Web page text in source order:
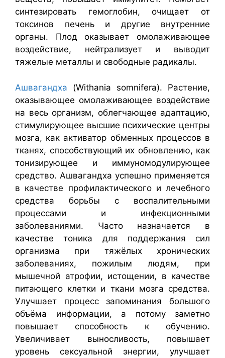
синтезировать гемоглобин, очищает от
токсинов печень и другие внутренние
органы. Плод оказывает омолаживающее
воздействие, нейтрализует и выводит
тяжелые металлы и свободные радикалы.
Ашвагандха (Withania somnifera). Растение,
оказывающее омолаживающее воздействие
на весь организм, облегчающее адаптацию,
стимулирующее высшие психические центры
мозга, как активатор обменных процессов в
тканях, способствующий их обновлению, как
тонизирующее и иммуномодулирующее
средство. Ашвагандха успешно применяется
в качестве профилактического и лечебного
средства борьбы с воспалительными
процессами и инфекционными
заболеваниями. Часто назначается в
качестве тоника для поддержания сил
организма при тяжёлых хронических
заболеваниях, пожилым людям, при
мышечной атрофии, истощении, в качестве
питающего клетки и ткани мозга средства.
Улучшает процесс запоминания большого
объёма информации, а потому заметно
повышает способность к обучению.
Увеличивает выносливость, повышает
уровень сексуальной энергии, улучшает